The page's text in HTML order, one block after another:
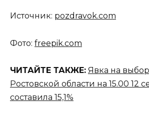
Источник: pozdravok.com
Фото: freepik.com
ЧИТАЙТЕ ТАКЖЕ: Явка на
Ростовской области на 15.00 12
составила 15,1%